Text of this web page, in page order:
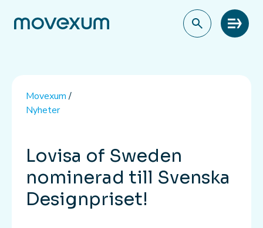
Meny
Movexum/
Nyheter
Lovisa of Sweden
nominerad till Svenska
Designpriset!